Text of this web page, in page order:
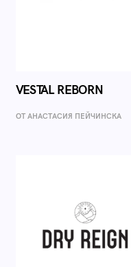
VESTAL REBORN
ОТ AНАСТАСИЯ ПЕЙЧИНСКА